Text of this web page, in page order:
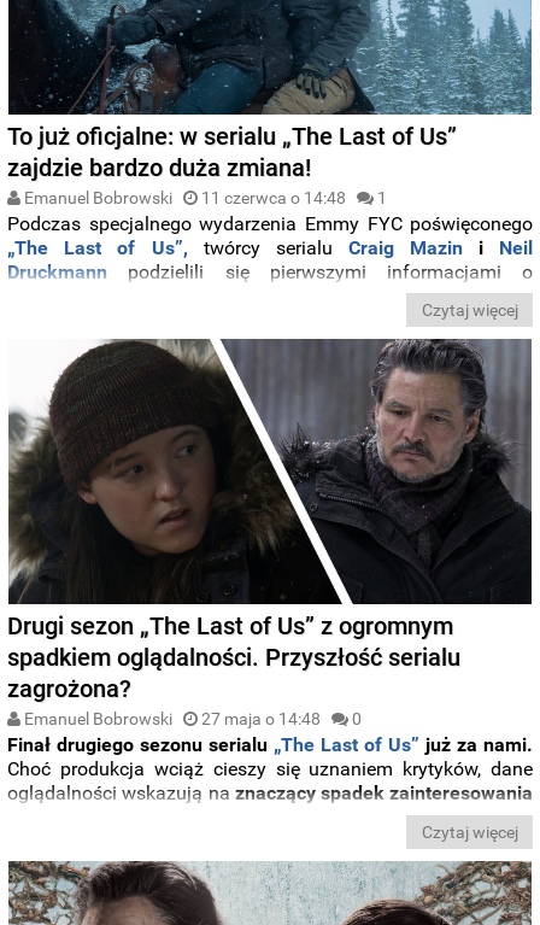
To już oficjalne: w serialu „The Last of Us”
zajdzie bardzo duża zmiana!
Emanuel Bobrowski 11 czerwca o 14:48 1
Podczas specjalnego wydarzenia Emmy FYC poświęconego
„The Last of Us”, twórcy serialu Craig Mazini Neil
Druckmann podzielili się pierwszymi informacjami o
Czytaj więcej
Drugi sezon „The Last of Us” z ogromnym
spadkiem oglądalności. Przyszłość serialu
zagrożona?
Emanuel Bobrowski 27 maja o 14:48 0
Finał drugiego sezonu serialu „The Last of Us” już za nami.
Choć produkcja wciąż cieszy się uznaniem krytyków, dane
oglądalności wskazują na znaczący spadek zainteresowania
Czytaj więcej